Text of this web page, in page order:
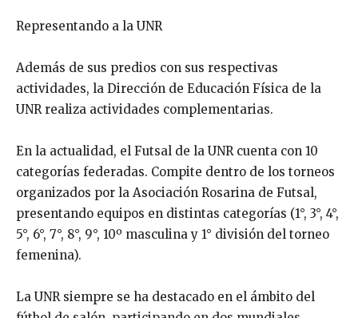
Representando a la UNR
Además de sus predios con sus respectivas
actividades, la Dirección de Educación Física de la
UNR realiza actividades complementarias.
En la actualidad, el Futsal de la UNR cuenta con 10
categorías federadas. Compite dentro de los torneos
organizados por la Asociación Rosarina de Futsal,
presentando equipos en distintas categorías (1°, 3°, 4°,
5°, 6°, 7°, 8°, 9°, 10º masculina y 1° división del torneo
femenina).
La UNR siempre se ha destacado en el ámbito del